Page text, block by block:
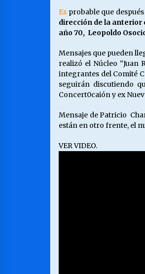
Es probable que
dirección de la anterior
año 70, Leopoldo
Mensajes que pueden
realizó el Núcleo “Juan
integrantes del Comité
seguirán discutiendo
Concert0caión y ex
Mensaje de Patricio
están en otro frente, el
VER VIDEO.